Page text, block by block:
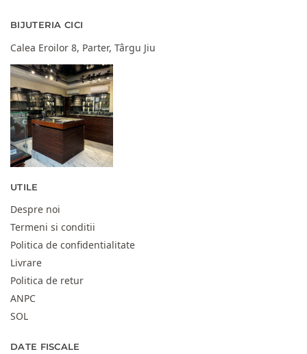
BIJUTERIA CICI
Calea Eroilor 8, Parter, Târgu Jiu
UTILE
Despre noi
Termeni si conditii
Politica de confidentialitate
Livrare
Politica de retur
ANPC
SOL
DATE FISCALE